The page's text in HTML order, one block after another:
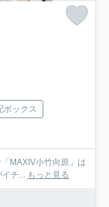
ボックス
MAXIV小竹向原」は
チ... もっと見る